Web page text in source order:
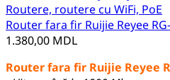
Routere, routere cu WiFi, PoE
Router fara fir Ruijie Reyee
1.380,00 MDL
Router fara fir Ruijie Reyee